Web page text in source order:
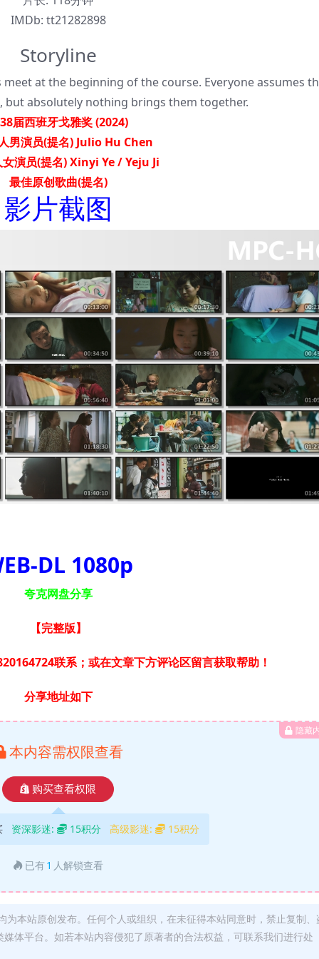
IMDb: tt21282898
Storyline
at the beginning of the course. Everyone assumes
but absolutely nothing brings them together.
届西班牙戈雅奖 (2024)
男演员(提名) Julio Hu Chen
演员(提名) Xinyi Ye / Yeju Ji
最佳原创歌曲(提名)
影片截图
DL 1080p
夸克网盘分享
【完整版】
联系；或在文章下方评论区留言获取帮助！
分享地址如下
隐藏
本内容需权限查看
购买查看权限
资深影迷: 15积分 高级影迷: 15积分
已有 1 人解锁查看
本站原创发布。任何个人或组织，在未征得本站同意时，禁止复制、
体平台。如若本站内容侵犯了原著者的合法权益，可联系我们进行处